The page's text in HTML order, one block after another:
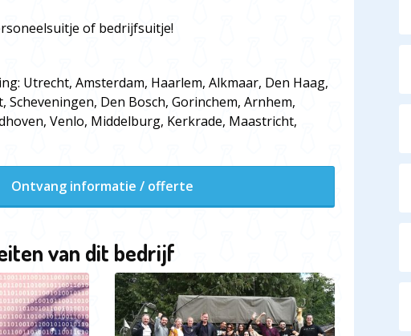
of bedrijfsuitje!
Utrecht, Amsterdam, Haarlem, Alkmaar, Den Haag,
Scheveningen, Den Bosch, Gorinchem, Arnhem,
Venlo, Middelburg, Kerkrade, Maastricht,
Ontvang informatie / offerte
van dit bedrijf